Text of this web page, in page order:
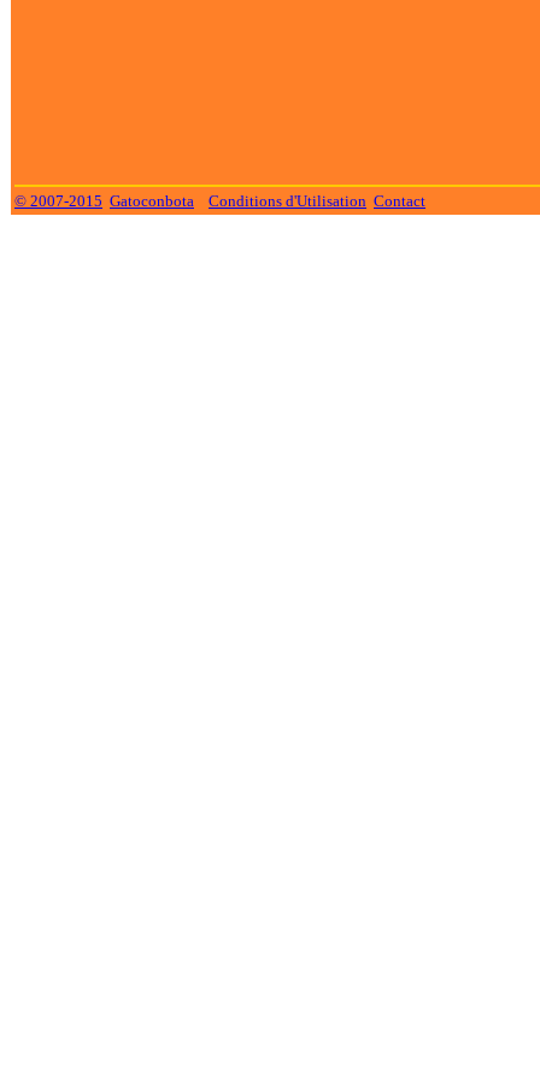
© 2007-2015 Gatoconbota Conditions d'Utilisation Contact